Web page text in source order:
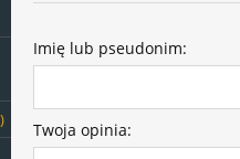
Imię lub pseudonim:
Twoja opinia: